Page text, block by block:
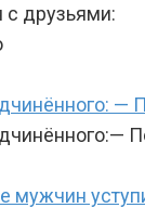
с друзьями:
мужчин